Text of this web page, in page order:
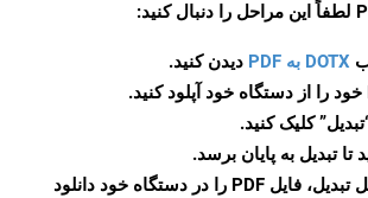
لطفاً این مراحل را دنبال کنید:
DOTX به PDF
دیدن کنید.
کلیک کنید.
تا تبدیل به پایان برسد.
پس از تکمیل تبدیل، فایل PDF را در دستگاه خود دانلود